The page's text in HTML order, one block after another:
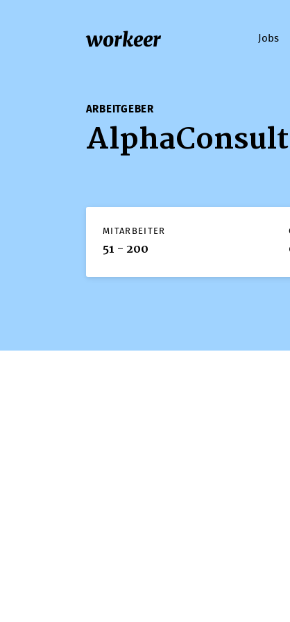
workeer Jobs
ARBEITGEBER
MITARBEITER
51 - 200